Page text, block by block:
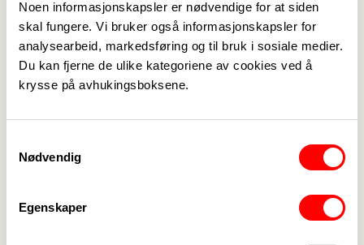
Noen informasjonskapsler er nødvendige for at siden
skal fungere. Vi bruker også informasjonskapsler for
analysearbeid, markedsføring og til bruk i sosiale medier.
Du kan fjerne de ulike kategoriene av cookies ved å
krysse på avhukingsboksene.
Nødvendig
Egenskaper
Håkon Gingstad Pedersen
Ungdomstillitsvalgt
hakongingstad.pedersen@ivar.no
+47 936 66 477
Pensjonstillitsvalgt
+47 906 50 608